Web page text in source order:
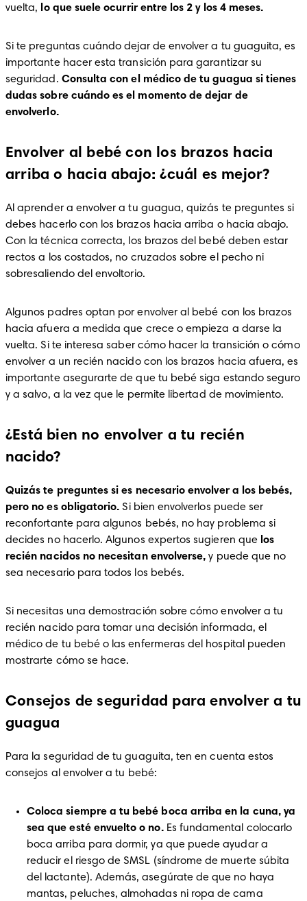
vuelta,
lo que suele ocurrir entre los 2 y los 4 meses.
Si te preguntas cuándo dejar de envolver a tu guaguita, es
importante hacer esta transición para garantizar su
seguridad. Consulta con el médico de tu guagua si tienes
dudas sobre cuándo es el momento de dejar de
envolverlo.
Envolver al bebé con los brazos hacia
arriba o hacia abajo: ¿cuál es mejor?
Al aprender a envolver a tu guagua, quizás te preguntes si
debes hacerlo con los brazos hacia arriba o hacia abajo.
Con la técnica correcta, los brazos del bebé deben estar
rectos a los costados, no cruzados sobre el pecho ni
sobresaliendo del envoltorio.
Algunos padres optan por envolver al bebé con los brazos
hacia afuera a medida que crece o empieza a darse la
vuelta. Si te interesa saber cómo hacer la transición o cómo
envolver a un recién nacido con los brazos hacia afuera, es
importante asegurarte de que tu bebé siga estando seguro
y a salvo, a la vez que le permite libertad de movimiento.
¿Está bien no envolver a tu recién
nacido?
Quizás te preguntes si es necesario envolver a los bebés,
pero no es obligatorio. Si bien envolverlos puede ser
reconfortante para algunos bebés, no hay problema si
decides no hacerlo. Algunos expertos sugieren que los
recién nacidos no necesitan envolverse, y puede que no
sea necesario para todos los bebés.
Si necesitas una demostración sobre cómo envolver a tu
recién nacido para tomar una decisión informada, el
médico de tu bebé o las enfermeras del hospital pueden
mostrarte cómo se hace.
Consejos de seguridad para envolver a tu
guagua
Para la seguridad de tu guaguita, ten en cuenta estos
consejos al envolver a tu bebé:
Coloca siempre a tu bebé boca arriba en la cuna, ya
sea que esté envuelto o no. Es fundamental colocarlo
boca arriba para dormir, ya que puede ayudar a
reducir el riesgo de SMSL (síndrome de muerte súbita
del lactante). Además, asegúrate de que no haya
mantas, peluches, almohadas ni ropa de cama